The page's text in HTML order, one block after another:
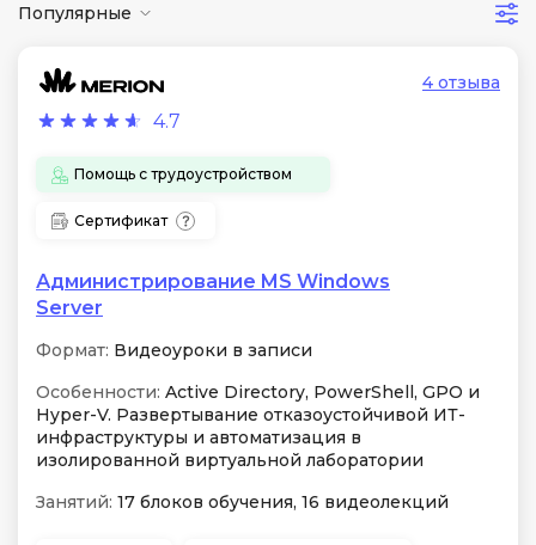
Популярные
4.7
4 отзыва
Помощь с трудоустройством
Сертификат
Администрирование MS Windows
Server
Формат: Видеоуроки в записи
Особенности: Active Directory, PowerShell, GPO и
Hyper-V. Развертывание отказоустойчивой ИТ-
инфраструктуры и автоматизация в
изолированной виртуальной лаборатории
Занятий: 17 блоков обучения, 16 видеолекций